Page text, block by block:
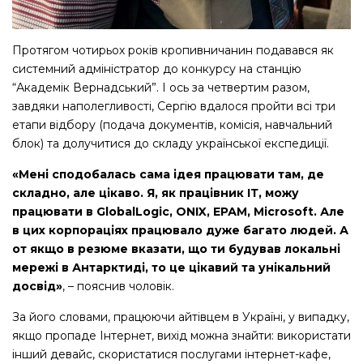
Протягом чотирьох років кропивничанин подавався як
системний адміністратор до конкурсу на станцію
“Академік Вернадський”. І ось за четвертим разом,
завдяки наполегливості, Сергію вдалося пройти всі три
етапи відбору (подача документів, комісія, навчальний
блок) та долучитися до складу української експедиції.
«Мені сподобалась сама ідея працювати там, де
складно, але цікаво. Я, як працівник ІТ, можу
працювати в GlobalLogic, ONIX, ЕРАМ, Microsoft. Але
в цих корпораціях працювало дуже багато людей. А
от якщо в резюме вказати, що ти будував локальні
мережі в Антарктиді, то це цікавий та унікальний
досвід», – пояснив чоловік.
За його словами, працюючи айтівцем в Україні, у випадку,
якщо пропаде Інтернет, вихід можна знайти: використати
інший девайс, скористатися послугами інтернет-кафе,